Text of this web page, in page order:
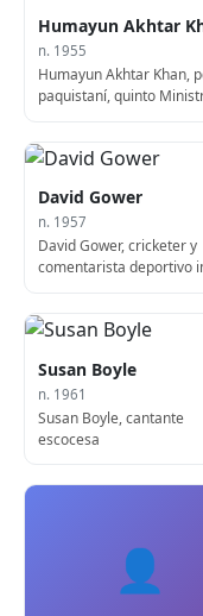
Humayun Akhtar
n. 1955
Humayun Akhtar Khan,
paquistaní, quinto
David Gower
n. 1957
David Gower, cricketer y
comentarista deportivo
Susan Boyle
n. 1961
Susan Boyle, cantante
escocesa
👤